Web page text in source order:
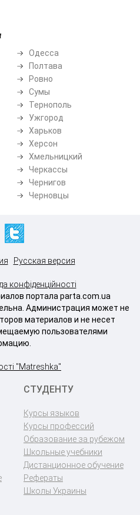
Одесса
Полтава
Ровно
Сумы
Тернополь
Ужгород
Харьков
Херсон
Хмельницкий
Черкассы
Чернигов
Черновцы
Русская версия
конфіденційності
портала parta.com.ua
Администрация может не
материалов и не несет
пользователями
"Matreshka"
СТУДЕНТУ
Курсы языков
Курсы профессий
Образование за рубежом
Школьные учебники
Дистанционное обучение
Рефераты
Школы Украины